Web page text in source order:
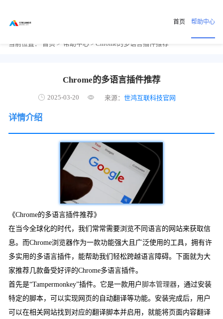
首页 帮助中心
当前位置： 首页 > 帮助中心 > Chrome的多语言插件推荐
Chrome的多语言插件推荐
2025-03-20 来源：世鸿互联科技官网
详情介绍
《Chrome的多语言插件推荐》
在当今全球化的时代，我们常常需要浏览不同语言的网站来获取信
息。而Chrome浏览器作为一款功能强大且广泛使用的工具，拥有许
多实用的多语言插件，能帮助我们轻松跨越语言障碍。下面就为大
家推荐几款备受好评的Chrome多语言插件。
首先是“Tampermonkey”插件。它是一款用户 脚本管理器，通过安装
特定的脚本，可以实现网页的自动翻译等功能。安装完成后，用户
可以在相关网站找到对应的翻译脚本并启用，就能将页面内容翻译